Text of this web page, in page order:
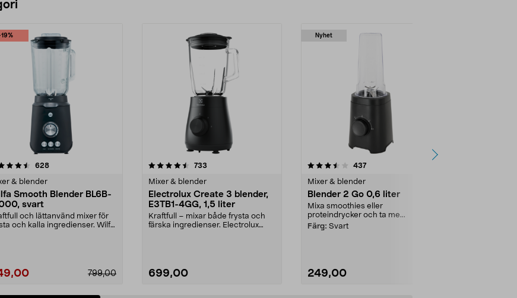
628recensioner
& blender
Smooth Blender BL6B-
svart
och lättanvänd mixer för
och kalla ingredienser. Wilfa
799,00
4.5 av 5 stjärnor 733
Mixer & blender
Electrolux Create 3 blender,
E3TB1-4GG, 1,5 liter
Kraftfull – mixar både frysta och
färska ingredienser. Electrolux
699,00
Nyhet
3.5 av 5 stjärnor 437recensioner
Mixer & blender
Blender 2 Go 0,6 liter
Mixa smoothies eller
proteindrycker och ta me...
Färg: Svart
249,00
4.5 av 5 stjärnor